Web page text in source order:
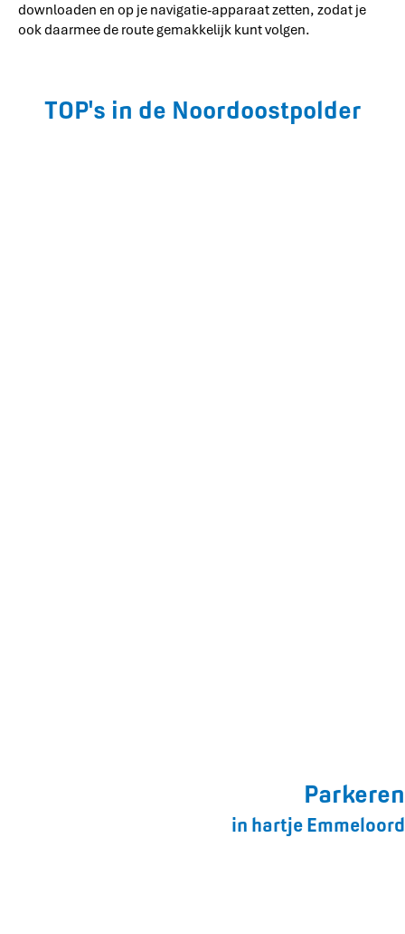
downloaden en op je navigatie-apparaat zetten, zodat je
ook daarmee de route gemakkelijk kunt volgen.
TOP's in de Noordoostpolder
Parkeren
in hartje Emmeloord